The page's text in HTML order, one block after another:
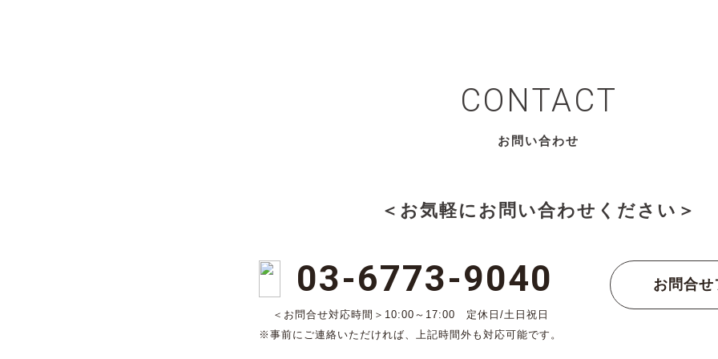
CONTACT
お問い合わせ
＜お気軽にお問い合わせください＞
03-6773-9040
＜お問合せ対応時間＞10:00～17:00 定休日/土日祝日
※事前にご連絡いただければ、上記時間外も対応可能です。
お問合